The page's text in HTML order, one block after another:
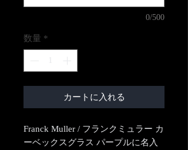
0/500
数量 *
カートに入れる
Franck Muller / フランクミュラー カ
ーベックスグラス パープルに名入